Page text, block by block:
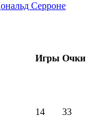
Серроне
Игры Очки
14 33